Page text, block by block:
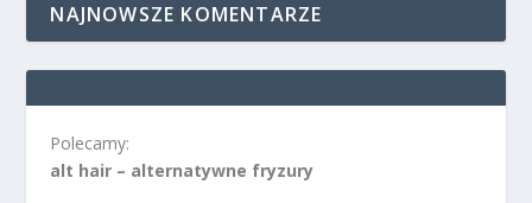
NAJNOWSZE KOMENTARZE
Polecamy:
alt hair – alternatywne fryzury